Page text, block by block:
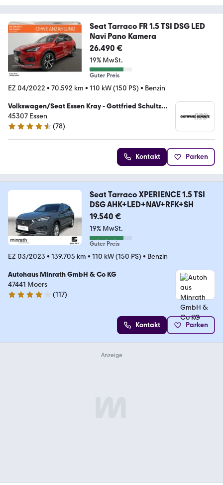
Seat Tarraco FR 1.5 TSI DSG LED
Navi Pano Kamera
26.490 €
19% MwSt.
Guter Preis
EZ 04/2022 • 70.592 km • 110 kW (150 PS) • Benzin
Volkswagen/Seat Essen Kray - Gottfried Schultz
Automobilhandels SE
45307 Essen
4.6 Sterne
(78)
Kontakt Parken
Seat Tarraco XPERIENCE 1.5 TSI
DSG AHK+LED+NAV+RFK+SH
19.540 €
19% MwSt.
Guter Preis
EZ 03/2023 • 139.705 km • 110 kW (150 PS) • Benzin
Autohaus Minrath GmbH & Co KG
47441 Moers
4.1 Sterne
(117)
Kontakt Parken